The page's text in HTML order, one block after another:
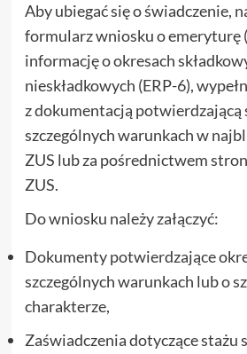
Aby ubiegać się o świadczenie,
formularz wniosku o emeryturę
informację o okresach
nieskładkowych (ERP-6),
z dokumentacją potwierdzającą
szczególnych warunkach w
ZUS lub za pośrednictwem
ZUS.
Do wniosku należy załączyć:
Dokumenty potwierdzające
szczególnych warunkach lub o
charakterze,
Zaświadczenia dotyczące stażu